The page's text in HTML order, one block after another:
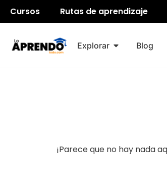
Cursos Rutas de aprendizaje
Explorar Blog
¡Parece que no hay nada